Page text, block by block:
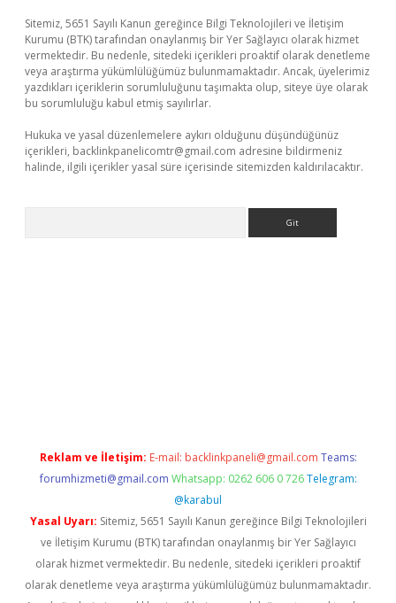
Sitemiz, 5651 Sayılı Kanun gereğince Bilgi Teknolojileri ve İletişim
Kurumu (BTK) tarafından onaylanmış bir Yer Sağlayıcı olarak hizmet
vermektedir. Bu nedenle, sitedeki içerikleri proaktif olarak denetleme
veya araştırma yükümlülüğümüz bulunmamaktadır. Ancak, üyelerimiz
yazdıkları içeriklerin sorumluluğunu taşımakta olup, siteye üye olarak
bu sorumluluğu kabul etmiş sayılırlar.
Hukuka ve yasal düzenlemelere aykırı olduğunu düşündüğünüz
içerikleri, backlinkpanelicomtr@gmail.com adresine bildirmeniz
halinde, ilgili içerikler yasal süre içerisinde sitemizden kaldırılacaktır.
Reklam ve İletişim: E-mail: backlinkpaneli@gmail.com Teams:
forumhizmeti@gmail.com Whatsapp: 0262 606 0 726 Telegram:
@karabul
Yasal Uyarı: Sitemiz, 5651 Sayılı Kanun gereğince Bilgi Teknolojileri
ve İletişim Kurumu (BTK) tarafından onaylanmış bir Yer Sağlayıcı
olarak hizmet vermektedir. Bu nedenle, sitedeki içerikleri proaktif
olarak denetleme veya araştırma yükümlülüğümüz bulunmamaktadır.